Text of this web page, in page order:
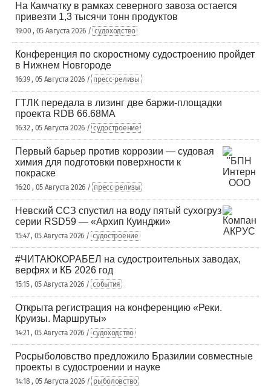
На Камчатку в рамках северного завоза остается
привезти 1,3 тысячи тонн продуктов
19:00 , 05 Августа 2026 / судоходство
Конференция по скоростному судостроению пройдет
в Нижнем Новгороде
16:39 , 05 Августа 2026 / пресс-релизы
ГТЛК передала в лизинг две баржи-площадки
проекта RDB 66.68МА
16:32 , 05 Августа 2026 / судостроение
Первый барьер против коррозии — судовая
химия для подготовки поверхности к
покраске
16:20 , 05 Августа 2026 / пресс-релизы
Невский ССЗ спустил на воду пятый сухогруз
серии RSD59 — «Архип Куинджи»
15:47 , 05 Августа 2026 / судостроение
#ЧИТАЮКОРАБЕЛ на судостроительных заводах,
верфях и КБ 2026 год
15:15 , 05 Августа 2026 / события
Открыта регистрация на конференцию «Реки.
Круизы. Маршруты»
14:21 , 05 Августа 2026 / судоходство
Росрыболовство предложило Бразилии совместные
проекты в судостроении и науке
14:18 , 05 Августа 2026 / рыболовство